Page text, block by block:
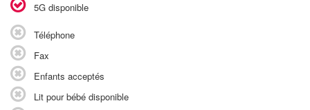
5G disponible
Téléphone
Fax
Enfants acceptés
Lit pour bébé disponible